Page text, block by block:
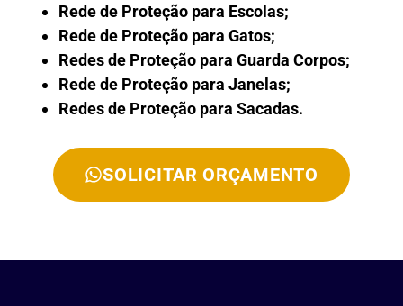
Rede de Proteção para Escolas;
Rede de Proteção para Gatos;
Redes de Proteção para Guarda Corpos;
Rede de Proteção para Janelas;
Redes de Proteção para Sacadas.
SOLICITAR ORÇAMENTO